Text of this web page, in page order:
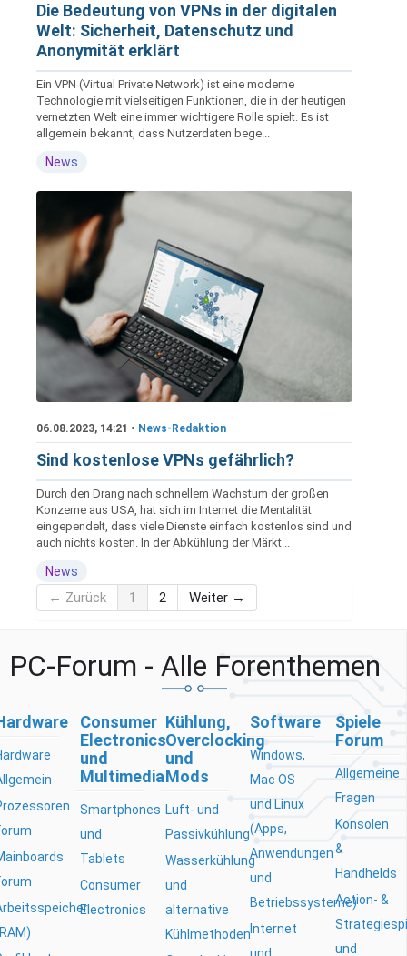
Die Bedeutung von VPNs in der digitalen
Welt: Sicherheit, Datenschutz und
Anonymität erklärt
Ein VPN (Virtual Private Network) ist eine moderne
Technologie mit vielseitigen Funktionen, die in der heutigen
vernetzten Welt eine immer wichtigere Rolle spielt. Es ist
allgemein bekannt, dass Nutzerdaten bege...
News
06.08.2023, 14:21 • News-Redaktion
Sind kostenlose VPNs gefährlich?
Durch den Drang nach schnellem Wachstum der großen
Konzerne aus USA, hat sich im Internet die Mentalität
eingependelt, dass viele Dienste einfach kostenlos sind und
auch nichts kosten. In der Abkühlung der Märkt...
News
← Zurück 1 2 Weiter →
PC-Forum - Alle Forenthemen
Consumer
Electronics
und
Multimedia
Smartphones
und
Tablets
Consumer
Electronics
Kühlung,
Overclocking
und
Mods
Luft- und
Passivkühlung
Wasserkühlung
und
alternative
Kühlmethoden
Software
Windows,
Mac OS
und Linux
(Apps,
Anwendungen
und
Betriebssysteme)
Internet
Spiele
Forum
Allgemeine
Fragen
Konsolen
&
Handhelds
Action- &
und